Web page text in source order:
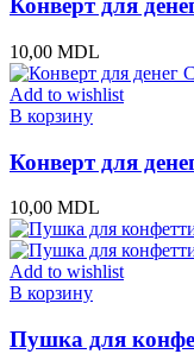
Конверт для
10,00 MDL
Add to wishlist
В корзину
Конверт для
10,00 MDL
Add to wishlist
В корзину
Пушка для